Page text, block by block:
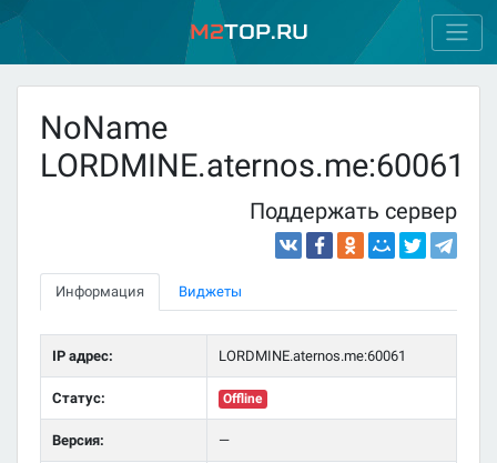
M2Top.ru
NoName
LORDMINE.aternos.me:60061
Поддержать сервер
Информация Виджеты
IP адрес: LORDMINE.aternos.me:60061
Статус: Offline
Версия: —